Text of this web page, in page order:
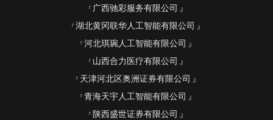
广西驰彩服务有限公司
湖北黄冈联华人工智能有限公司
河北琪琬人工智能有限公司
山西合力医疗有限公司
天津河北区奥洲证券有限公司
青海天宇人工智能有限公司
陕西盛世证券有限公司